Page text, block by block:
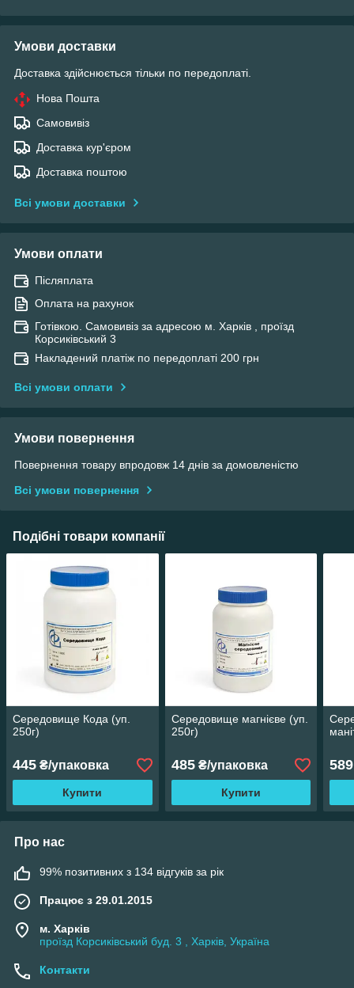
Умови доставки
Доставка здійснюється тільки по передоплаті.
Нова Пошта
Самовивіз
Доставка кур'єром
Доставка поштою
Всі умови доставки
Умови оплати
Післяплата
Оплата на рахунок
Готівкою. Самовивіз за адресою м. Харків , проїзд
Корсиківський 3
Накладений платіж по передоплаті 200 грн
Всі умови оплати
Умови повернення
Повернення товару впродовж 14 днів за домовленістю
Всі умови повернення
Подібні товари компанії
Середовище Кода (уп.
250г)
445 ₴/упаковка
Купити
Середовище магнієве (уп.
250г)
485₴/упаковка
Купити
589
Про нас
99% позитивних з 134 відгуків за рік
Працює з 29.01.2015
м. Харків
проїзд Корсиківський буд. 3 , Харків, Україна
Контакти